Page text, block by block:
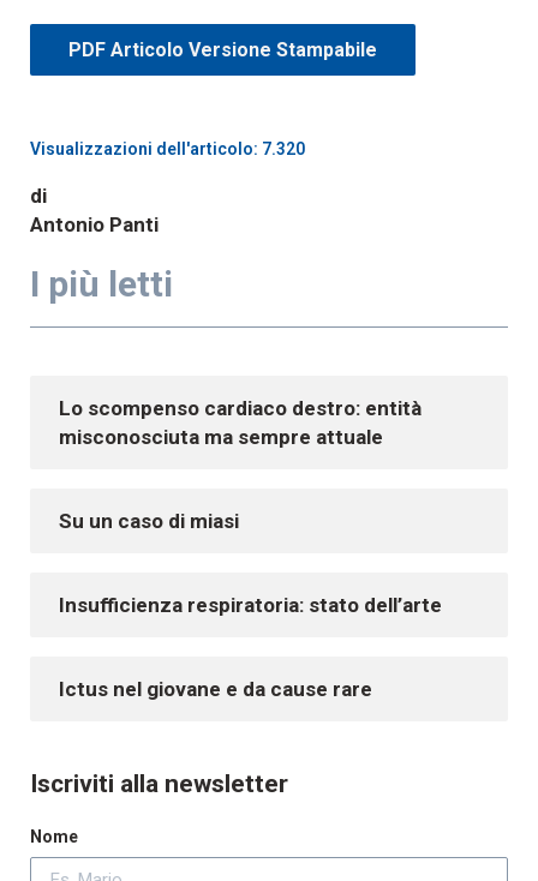
PDF Articolo Versione Stampabile
Visualizzazioni dell'articolo: 7.320
di
Antonio Panti
I più letti
Lo scompenso cardiaco destro: entità
misconosciuta ma sempre attuale
Su un caso di miasi
Insufficienza respiratoria: stato dell’arte
Ictus nel giovane e da cause rare
Iscriviti alla newsletter
Nome